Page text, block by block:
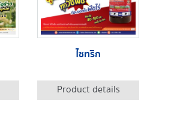
ไซทริก
Product details